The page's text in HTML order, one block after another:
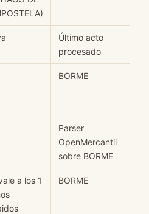
Último acto
procesado
BORME
Parser
OpenMercantil
sobre BORME
a los 1
BORME